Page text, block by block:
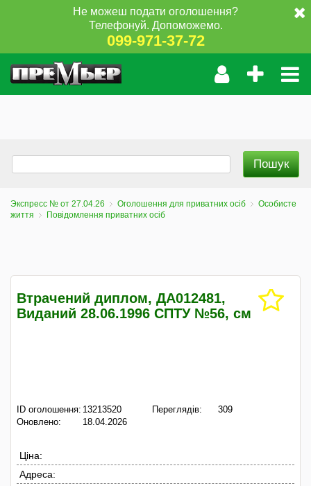
Не можеш подати оголошення?
Телефонуй. Допоможемо.
099-971-37-72
Экспресс № от 27.04.26 Оголошення для приватних осіб
Особисте
життя
Повідомлення приватних осіб
Втрачений диплом, ДА012481,
Виданий 28.06.1996 СПТУ №56, см
ID оголошення: 13213520
Оновлено:
18.04.2026
Переглядів: 309
Ціна:
Адреса: